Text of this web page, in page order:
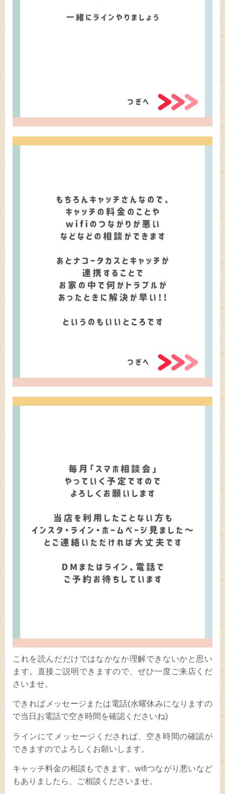
これを読んだだけではなかなか理解できないかと思い
ます。直接ご説明できますので、ぜひ一度ご来店くだ
さいませ。
できればメッセージまたは電話(水曜休みになりますの
で当日お電話で空き時間を確認くださいね)
ラインにてメッセージくだされば、空き時間の確認が
できますのでよろしくお願いします。
キャッチ料金の相談もできます。wifiつながり悪いなど
もありましたら、ご相談くださいませ。